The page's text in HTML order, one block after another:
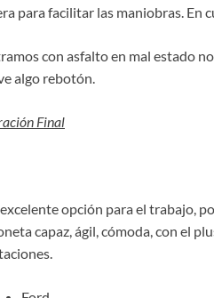
para facilitar las maniobras. En
con asfalto en mal estado
algo rebotón.
Final
opción para el trabajo,
capaz, ágil, cómoda, con el